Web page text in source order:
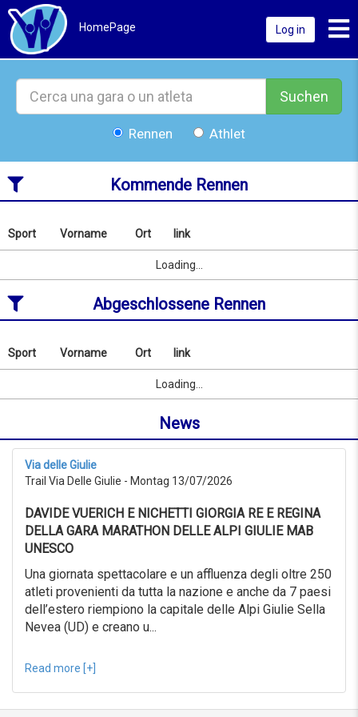
HomePage Log in
Suchen
Rennen Athlet
Kommende Rennen
Nach
Name
suchen
ab
to
10/09/2026
0KM
Suche
Sport
Reset
Sport Vorname Ort
link
link
Loading...
Abgeschlossene Rennen
Nach
Name
ab
10/07/2026
10/08/2026
Erweiterte
Suche
Sport
Sport Vorname Ort
link
link
Loading...
News
Via delle Giulie
Trail Via Delle Giulie - Montag 13/07/2026
DAVIDE VUERICH E NICHETTI GIORGIA RE E REGINA
DELLA GARA MARATHON DELLE ALPI GIULIE MAB
UNESCO
Una giornata spettacolare e un affluenza degli oltre 250
atleti provenienti da tutta la nazione e anche da 7 paesi
dell’estero riempiono la capitale delle Alpi Giulie Sella
Nevea (UD) e creano u...
Read more [+]